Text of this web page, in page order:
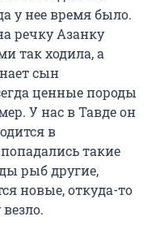
у нее время было.
речку Азанку
так ходила, а
сын
ценные породы
У нас в Тавде он
в
такие
рыб другие,
новые, откуда-то